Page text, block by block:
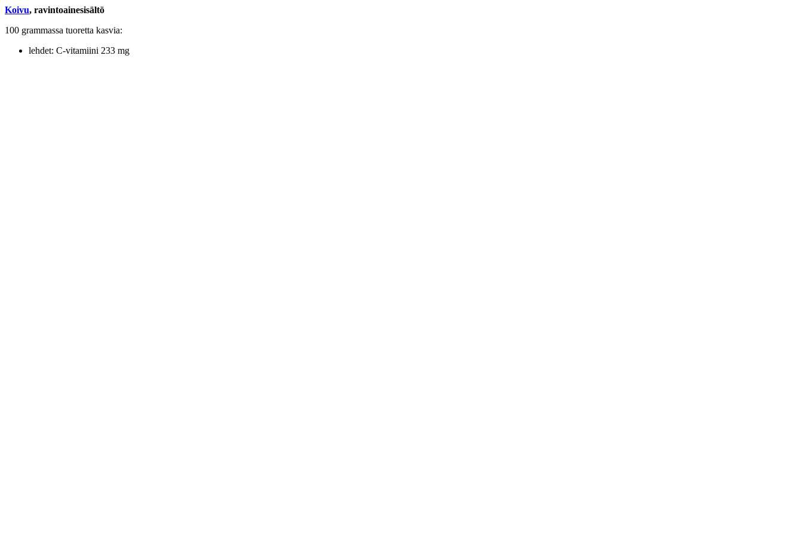
Koivu, ravintoainesisältö
100 grammassa tuoretta kasvia:
lehdet: C-vitamiini 233 mg